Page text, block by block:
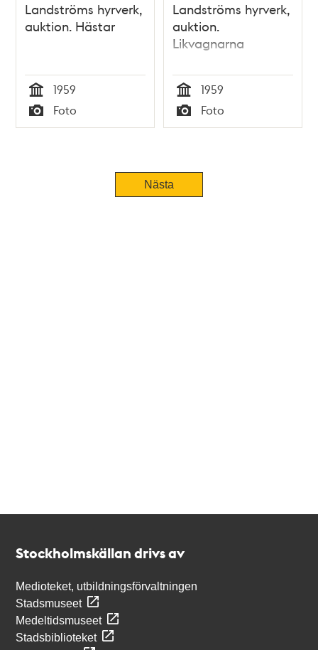
Landströms hyrverk,
auktion. Hästar
Tid
1959
Typ
Foto
Landströms hyrverk,
auktion.
Likvagnarna
Tid
1959
Typ
Foto
TidigareNästa
Stockholmskällan drivs av
Medioteket, utbildningsförvaltningen
Stadsmuseet
Medeltidsmuseet
Stadsbiblioteket